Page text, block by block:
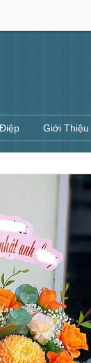
Giới Thiệu